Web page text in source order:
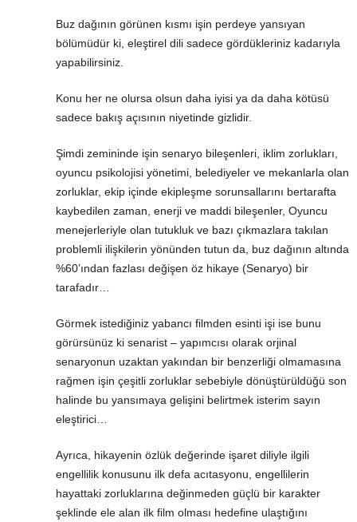
Buz dağının görünen kısmı işin perdeye yansıyan
bölümüdür ki, eleştirel dili sadece gördükleriniz kadarıyla
yapabilirsiniz.
Konu her ne olursa olsun daha iyisi ya da daha kötüsü
sadece bakış açısının niyetinde gizlidir.
Şimdi zemininde işin senaryo bileşenleri, iklim zorlukları,
oyuncu psikolojisi yönetimi, belediyeler ve mekanlarla olan
zorluklar, ekip içinde ekipleşme sorunsallarını bertarafta
kaybedilen zaman, enerji ve maddi bileşenler, Oyuncu
menejerleriyle olan tutukluk ve bazı çıkmazlara takılan
problemli ilişkilerin yönünden tutun da, buz dağının altında
%60’ından fazlası değişen öz hikaye (Senaryo) bir
tarafadır…
Görmek istediğiniz yabancı filmden esinti işi ise bunu
görürsünüz ki senarist – yapımcısı olarak orjinal
senaryonun uzaktan yakından bir benzerliği olmamasına
rağmen işin çeşitli zorluklar sebebiyle dönüştürüldüğü son
halinde bu yansımaya gelişini belirtmek isterim sayın
eleştirici…
Ayrıca, hikayenin özlük değerinde işaret diliyle ilgili
engellilik konusunu ilk defa acıtasyonu, engellilerin
hayattaki zorluklarına değinmeden güçlü bir karakter
şeklinde ele alan ilk film olması hedefine ulaştığını